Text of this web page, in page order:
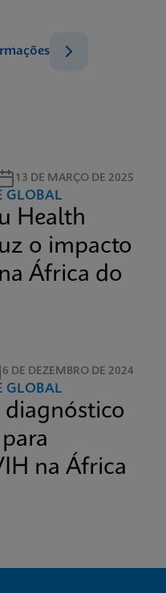
13 DE MARÇO DE 2025
GLOBAL
Health
o impacto
África do
6 DE DEZEMBRO DE 2024
GLOBAL
diagnóstico
na África